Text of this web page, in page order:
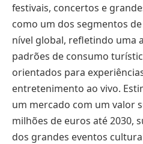
festivais, concertos e
como um dos segmentos
nível global, refletindo uma
padrões de consumo
orientados para
entretenimento ao vivo.
um mercado com um valor
milhões de euros até 2030,
dos grandes eventos